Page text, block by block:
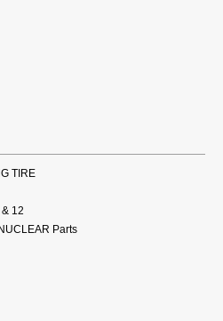
TIRE
12
Parts